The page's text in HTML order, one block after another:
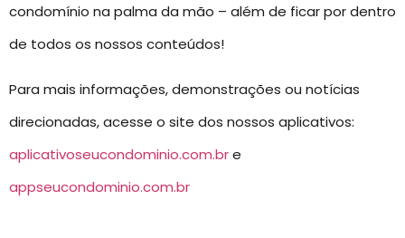
condomínio na palma da mão – além de ficar por dentro
de todos os nossos conteúdos!
Para mais informações, demonstrações ou notícias
direcionadas, acesse o site dos nossos aplicativos:
aplicativoseucondominio.com.bre
appseucondominio.com.br